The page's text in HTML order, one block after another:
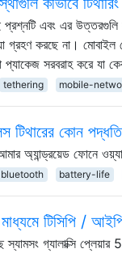
এবং এর উত্তরগুলি
গ্রহণ করছে না।
প্যাকেজ সরবরাহ করে
tethering mobile-
টিথারের কোন
অ্যান্ড্রয়েড ফোনে
bluetooth battery-life
টিসিপি / আইপি
স্যামসং গ্যালাক্সি